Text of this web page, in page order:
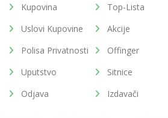
Kupovina
Uslovi Kupovine
Polisa Privatnosti
Uputstvo
Odjava
Top-Lista
Akcije
Offinger
Sitnice
Izdavači